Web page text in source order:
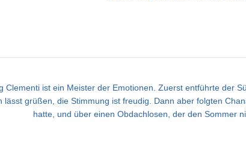
Clementi ist ein Meister der Emotionen. Zuerst entführte der
grüßen, die Stimmung ist freudig. Dann aber folgten
hatte, und über einen Obdachlosen, der den Sommer